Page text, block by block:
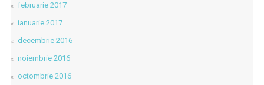
februarie 2017
ianuarie 2017
decembrie 2016
noiembrie 2016
octombrie 2016